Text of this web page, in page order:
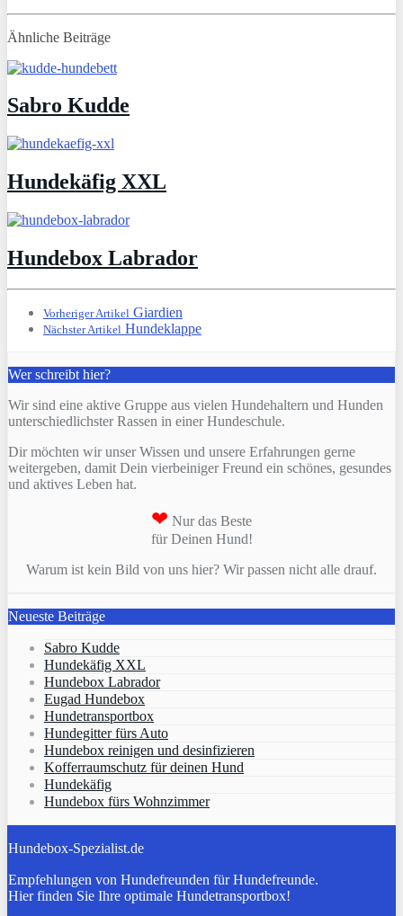
Ähnliche Beiträge
Sabro Kudde
Hundekäfig XXL
Hundebox Labrador
Vorheriger Artikel Giardien
Nächster Artikel Hundeklappe
Wer schreibt hier?
Wir sind eine aktive Gruppe aus vielen Hundehaltern und Hunden
unterschiedlichster Rassen in einer Hundeschule.
Dir möchten wir unser Wissen und unsere Erfahrungen gerne
weitergeben, damit Dein vierbeiniger Freund ein schönes, gesundes
und aktives Leben hat.
❤ Nur das Beste
für Deinen Hund!
Warum ist kein Bild von uns hier? Wir passen nicht alle drauf.
Neueste Beiträge
Sabro Kudde
Hundekäfig XXL
Hundebox Labrador
Eugad Hundebox
Hundetransportbox
Hundegitter fürs Auto
Hundebox reinigen und desinfizieren
Kofferraumschutz für deinen Hund
Hundekäfig
Hundebox fürs Wohnzimmer
Hundebox-Spezialist.de
Empfehlungen von Hundefreunden für Hundefreunde.
Hier finden Sie Ihre optimale Hundetransportbox!